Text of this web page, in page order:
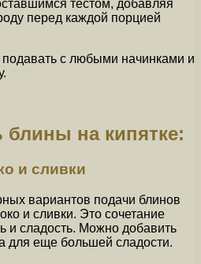
тестом, добавляя
перед каждой порцией
с любыми начинками и
блины на кипятке:
и сливки
вариантов подачи блинов
и сливки. Это сочетание
и сладость. Можно добавить
для еще большей сладости.